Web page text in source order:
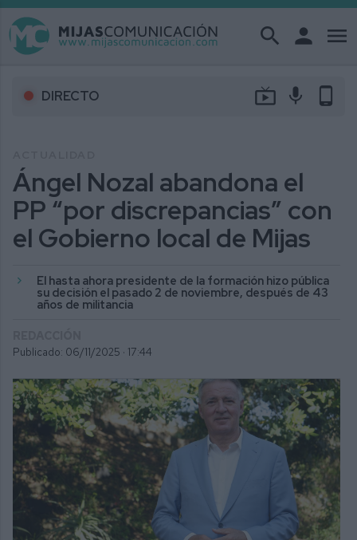
search person menu
DIRECTO live_tv mic phone_android
Ángel Nozal abandona el
PP “por discrepancias” con
el Gobierno local de Mijas
El hasta ahora presidente de la formación hizo pública
su decisión el pasado 2 de noviembre, después de 43
años de militancia
Publicado: 06/11/2025 · 17:44